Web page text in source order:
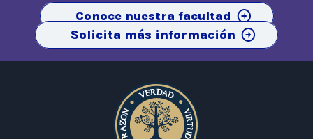
Conoce nuestra facultad
Solicita más información